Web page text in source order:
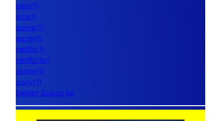
lsipc(1)
ipcs(1)
ipcmk(1)
ipcrm(1)
mkfifo(1)
mkfifo(1p)
uconv(1)
iconv(1)
Debian Source list